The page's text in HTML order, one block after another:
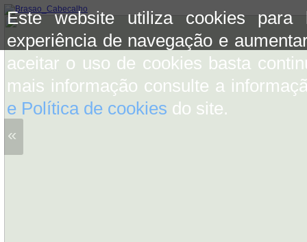
Este website utiliza cookies para
experiência de navegação e
aceitar o uso de cookies basta
mais informação consulte a
e Política de cookies do site.
«